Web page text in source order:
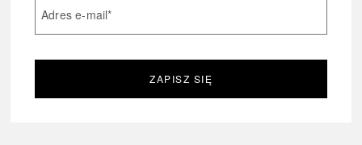
Adres e-mail*
ZAPISZ SIĘ